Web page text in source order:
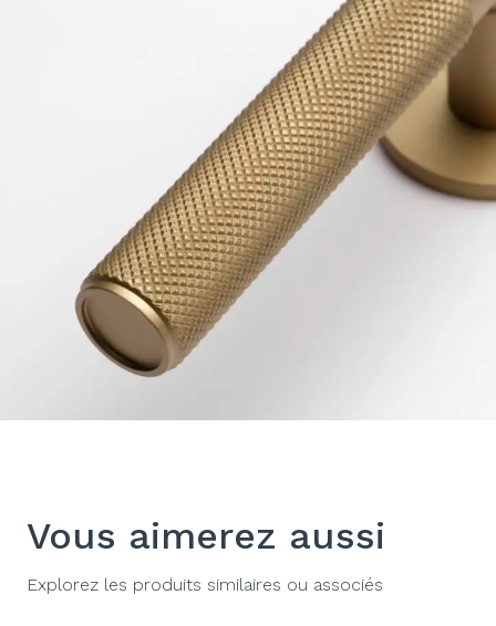
Vous aimerez aussi
Explorez les produits similaires ou associés